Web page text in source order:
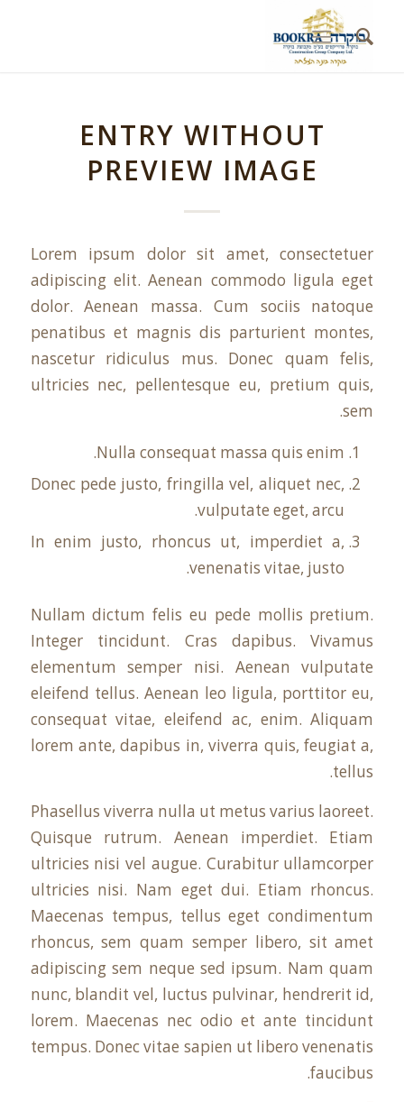
ENTRY WITHOUT
PREVIEW IMAGE
Lorem ipsum dolor sit amet, consectetuer
adipiscing elit. Aenean commodo ligula eget
dolor. Aenean massa. Cum sociis natoque
penatibus et magnis dis parturient montes,
nascetur ridiculus mus. Donec quam felis,
ultricies nec, pellentesque eu, pretium quis,
sem.
Nulla consequat massa quis enim.
Donec pede justo, fringilla vel, aliquet nec,
vulputate eget, arcu.
In enim justo, rhoncus ut, imperdiet a,
venenatis vitae, justo.
Nullam dictum felis eu pede mollis pretium.
Integer tincidunt. Cras dapibus. Vivamus
elementum semper nisi. Aenean vulputate
eleifend tellus. Aenean leo ligula, porttitor eu,
consequat vitae, eleifend ac, enim. Aliquam
lorem ante, dapibus in, viverra quis, feugiat a,
tellus.
Phasellus viverra nulla ut metus varius laoreet.
Quisque rutrum. Aenean imperdiet. Etiam
ultricies nisi vel augue. Curabitur ullamcorper
ultricies nisi. Nam eget dui. Etiam rhoncus.
Maecenas tempus, tellus eget condimentum
rhoncus, sem quam semper libero, sit amet
adipiscing sem neque sed ipsum. Nam quam
nunc, blandit vel, luctus pulvinar, hendrerit id,
lorem. Maecenas nec odio et ante tincidunt
tempus. Donec vitae sapien ut libero venenatis
faucibus.